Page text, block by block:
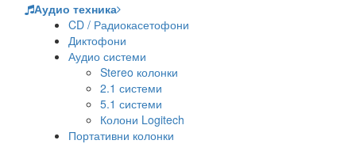
Аудио техника
CD / Радиокасетофони
Диктофони
Аудио системи
Stereo колонки
2.1 системи
5.1 системи
Колони Logitech
Портативни колонки